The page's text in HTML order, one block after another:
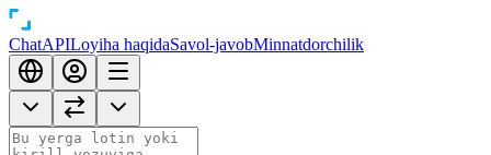
ChatAPILoyiha haqidaSavol-javobMinnatdorchilik